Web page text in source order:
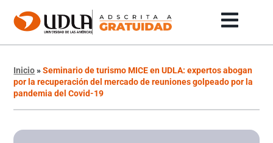
Inicio»Seminario de turismo MICE en UDLA: expertos abogan
por la recuperación del mercado de reuniones golpeado por la
pandemia del Covid-19